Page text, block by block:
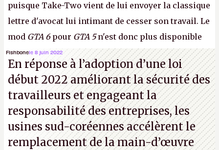
puisque Take-Two vient de lui envoyer la classique
lettre d'avocat lui intimant de cesser son travail. Le
mod GTA 6pour GTA 5n'est donc plus disponible
au téléchargement. Vous pouvez encore en voir
quelques bribes surcette vidéo YouTube.A.
Fishbonele 8 juin 2022
En réponse à l’adoption d’une loi
début 2022 améliorant la sécurité des
travailleurs et engageant la
responsabilité des entreprises, les
usines sud-coréennes accélèrent le
remplacement de la main-d’œuvre